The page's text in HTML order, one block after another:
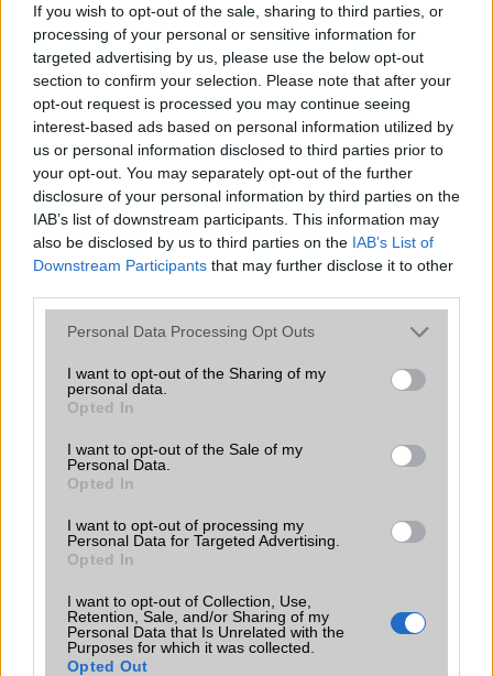
If you wish to opt-out of the sale, sharing to third parties, or
processing of your personal or sensitive information for
targeted advertising by us, please use the below opt-out
section to confirm your selection. Please note that after your
opt-out request is processed you may continue seeing
interest-based ads based on personal information utilized by
us or personal information disclosed to third parties prior to
your opt-out. You may separately opt-out of the further
disclosure of your personal information by third parties on the
IAB’s list of downstream participants. This information may
also be disclosed by us to third parties on the IAB’s List of
Downstream Participants that may further disclose it to other
Please note that this website/app uses one or more Google
not limited to your visit or usage behaviour. You may click to
grant or deny consent to Google and its third-party tags to
use your data for below specified purposes in below Google
consent section.
Personal Data Processing Opt Outs
I want to opt-out of the Sharing of my
personal data.
Opted In
I want to opt-out of the Sale of my
Personal Data.
Opted In
I want to opt-out of processing my
Personal Data for Targeted Advertising.
Opted In
I want to opt-out of Collection, Use,
Retention, Sale, and/or Sharing of my
Personal Data that Is Unrelated with the
Purposes for which it was collected.
Opted Out
Office alkalmazások alap szolgáltatás
Iránytũ Nincs
Extrák Dolby Atmos hangrendszerû
EGYÉB
Vibra jelzés Nincs
SIM típus Nincs
Funkciók
Brand Tablet PC
Védelem
Limited Edition Nincs
SAR